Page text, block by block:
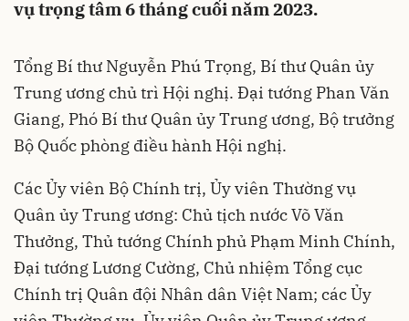
vụ trọng tâm 6 tháng cuối năm 2023.
Tổng Bí thư Nguyễn Phú Trọng, Bí thư Quân ủy
Trung ương chủ trì Hội nghị. Đại tướng Phan Văn
Giang, Phó Bí thư Quân ủy Trung ương, Bộ trưởng
Bộ Quốc phòng điều hành Hội nghị.
Các Ủy viên Bộ Chính trị, Ủy viên Thường vụ
Quân ủy Trung ương: Chủ tịch nước Võ Văn
Thưởng, Thủ tướng Chính phủ Phạm Minh Chính,
Đại tướng Lương Cường, Chủ nhiệm Tổng cục
Chính trị Quân đội Nhân dân Việt Nam; các Ủy